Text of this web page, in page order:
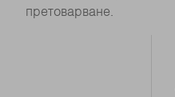
претоварване.